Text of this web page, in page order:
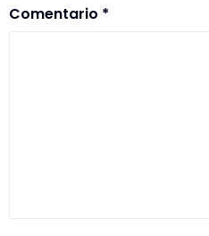
Comentario *